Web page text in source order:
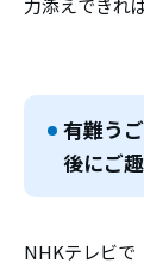
力添えできれ
有難う
後にご
NHKテレビで